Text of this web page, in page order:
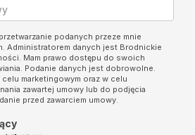
podanych przeze mnie
Administratorem danych jest Brodnickie
Mam prawo dostępu do swoich
Podanie danych jest dobrowolne.
celu marketingowym oraz w celu
zawartej umowy lub do podjęcia
przed zawarciem umowy.